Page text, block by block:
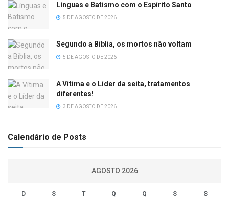
Línguas e Batismo com o Espírito Santo
5 DE AGOSTO DE 2026
Segundo a Bíblia, os mortos não voltam
5 DE AGOSTO DE 2026
A Vítima e o Líder da seita, tratamentos
diferentes!
3 DE AGOSTO DE 2026
Calendário de Posts
AGOSTO 2026
D S T Q Q S S